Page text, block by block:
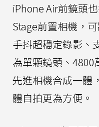
iPhone Air前鏡頭
Stage前置相機，
手抖超穩定錄影、
為單顆鏡頭、4800
先進相機合成一體
體自拍更為方便。